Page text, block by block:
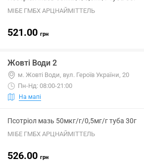
МІБЕ ГМБХ АРЦНАЙМІТТЕЛЬ
521.00 грн
Жовті Води 2
м. Жовті Води, вул. Героїв України, 20
Пн-Нд: 08:00-21:00
На мапі
Псотріол мазь 50мкг/г/0,5мг/г туба 30г
МІБЕ ГМБХ АРЦНАЙМІТТЕЛЬ
526.00 грн